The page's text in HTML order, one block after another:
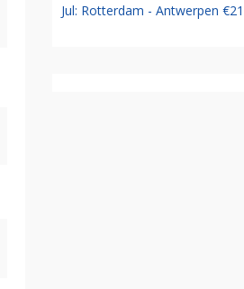
Jul: Rotterdam - Antwerpen €21